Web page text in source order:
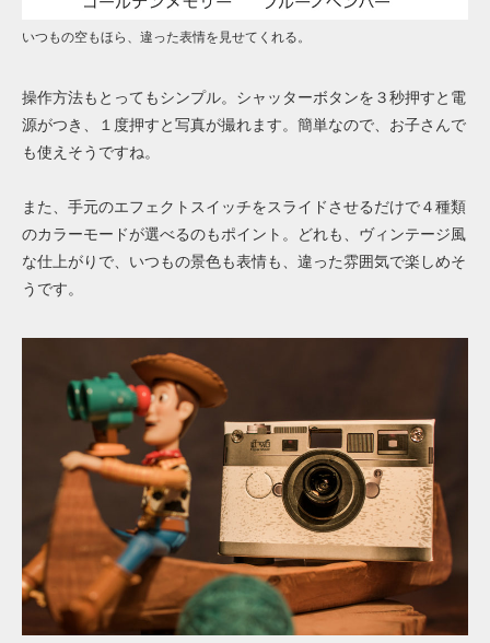
いつもの空もほら、違った表情を見せてくれる。
操作方法もとってもシンプル。シャッターボタンを３秒押すと電
源がつき、１度押すと写真が撮れます。簡単なので、お子さんで
も使えそうですね。
また、手元のエフェクトスイッチをスライドさせるだけで４種類
のカラーモードが選べるのもポイント。どれも、ヴィンテージ風
な仕上がりで、いつもの景色も表情も、違った雰囲気で楽しめそ
うです。